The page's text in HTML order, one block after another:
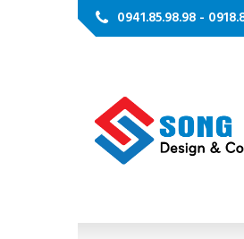
0941.85.98.98 -